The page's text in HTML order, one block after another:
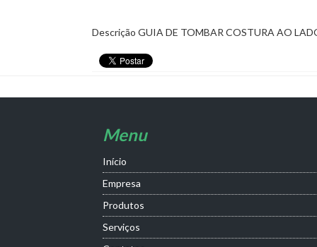
Descrição GUIA DE TOMBAR COSTURA AO
Menu
Início
Empresa
Produtos
Serviços